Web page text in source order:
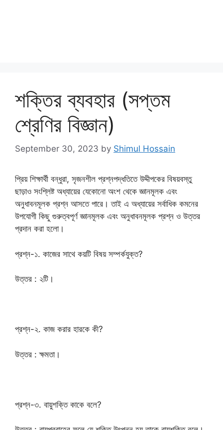
শক্তির ব্যবহার (সপ্তম
শ্রেণির বিজ্ঞান)
September 30, 2023 by Shimul Hossain
প্রিয় শিক্ষার্থী বন্ধুরা, সৃজনশীল প্রশ্নপদ্ধতিতে উদ্দীপকের বিষয়বস্তু
ছাড়াও সংশ্লিষ্ট অধ্যায়ের যেকোনো অংশ থেকে জ্ঞানমূলক এবং
অনুধাবনমূলক প্রশ্ন আসতে পারে। তাই এ অধ্যায়ের সর্বাধিক কমনের
উপযোগী কিছু গুরুত্বপূর্ণ জ্ঞানমূলক এবং অনুধাবনমূলক প্রশ্ন ও উত্তর
প্রদান করা হলো।
প্রশ্ন-১. কাজের সাথে কয়টি বিষয় সম্পর্কযুক্ত?
উত্তর : ২টি।
প্রশ্ন-২. কাজ করার হারকে কী?
উত্তর : ক্ষমতা।
প্রশ্ন-৩. বায়ুশক্তি কাকে বলে?